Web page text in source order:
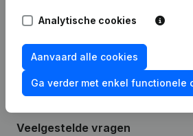
Rubriek
enz...)
Veelgestelde vragen
Analytische cookies
Aanvaard alle cookies
Ga verder met enkel functionele